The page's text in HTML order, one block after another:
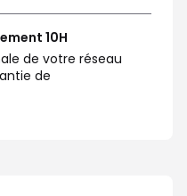
10H
de votre réseau
de